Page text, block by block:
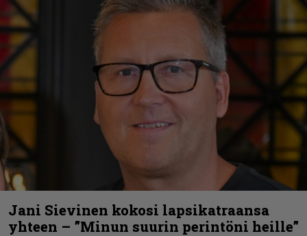
Jani Sievinen kokosi lapsikatraansa
yhteen – ”Minun suurin perintöni heille”